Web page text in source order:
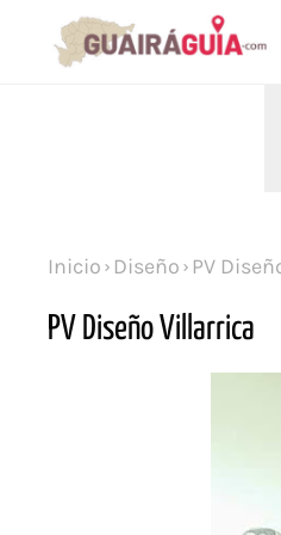
Inicio Diseño PV
PV Diseño Villarrica